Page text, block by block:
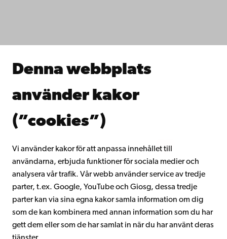
Denna webbplats
använder kakor
(”cookies”)
Vi använder kakor för att anpassa innehållet till
användarna, erbjuda funktioner för sociala medier och
analysera vår trafik. Vår webb använder service av tredje
parter, t.ex. Google, YouTube och Giosg, dessa tredje
parter kan via sina egna kakor samla information om dig
som de kan kombinera med annan information som du har
gett dem eller som de har samlat in när du har använt deras
Samarbeta med oss
Kontinuerligt lärande
Gå med i Åbo Akademis alumnnätverk
Intranätet
Facebook InstagramYouTube LinkedIn Blog Snapchat